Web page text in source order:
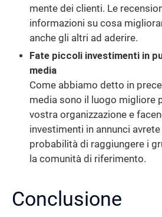
mente dei clienti. Le
informazioni su cosa
anche gli altri ad aderire.
Fate piccoli investimenti in
media
Come abbiamo detto in
media sono il luogo migliore
vostra organizzazione e
investimenti in annunci
probabilità di raggiungere i
la comunità di riferimento.
Conclusione